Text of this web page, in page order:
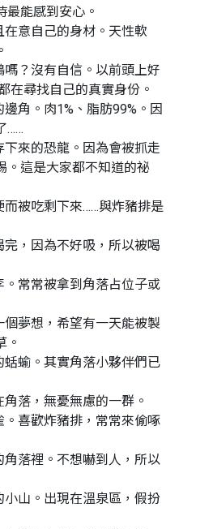
最能感到安心。
意自己的身材。天性軟
？沒有自信。以前頭上好
在尋找自己的真實身份。
角。肉1%、脂肪99%。因
……
來的恐龍。因為會被抓走
。這是大家都不知道的祕
被吃剩下來……與炸豬排是
，因為不好吸，所以被喝
常常被拿到角落占位子或
夢想，希望有一天能被製
。
蝓。其實角落小夥伴們已
落，無憂無慮的一群。
喜歡炸豬排，常常來偷啄
落裡。不想嚇到人，所以
山。出現在溫泉區，假扮